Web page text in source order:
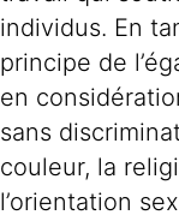
individus. En
principe de
en
sans
couleur, la
l’orientation